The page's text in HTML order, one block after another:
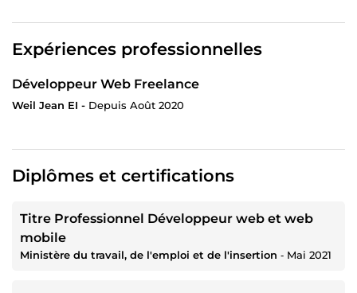
Expériences professionnelles
Développeur Web Freelance
Weil Jean EI - Depuis Août 2020
Diplômes et certifications
Titre Professionnel Développeur web et web
mobile
Ministère du travail, de l'emploi et de l'insertion ‐ Mai 2021